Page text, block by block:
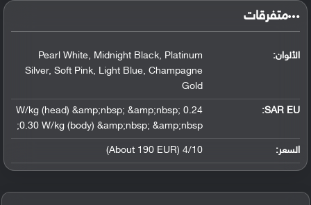
‏متفرقات‏
الألوان:
Pearl White, Midnight Black, Platinum
Silver, Soft Pink, Light Blue, Champagne
Gold
SAR EU:
0.24 W/kg (head) &amp;nbsp; &amp;nbsp;
0.30 W/kg (body) &amp;nbsp; &amp;nbsp;
السعر: 4/10 (About 190 EUR)